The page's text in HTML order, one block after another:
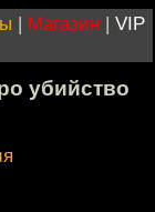
| Магазин | VIP
убийство